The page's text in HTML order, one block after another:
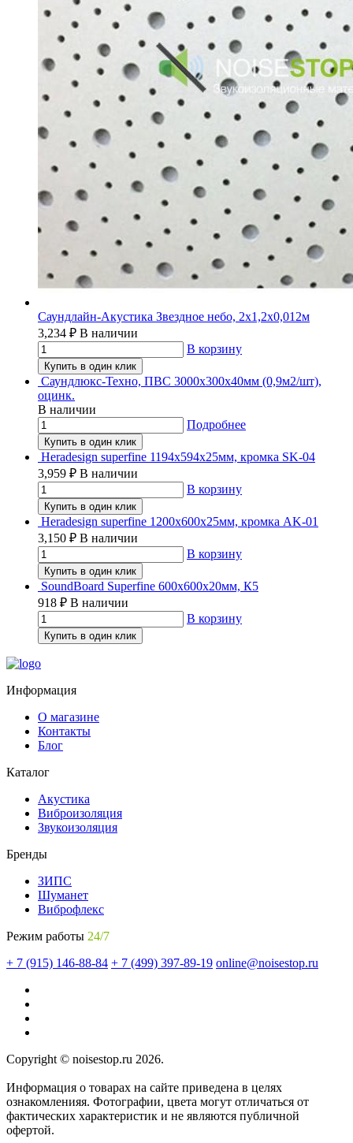
Саундлайн-Акустика Звездное небо, 2х1,2х0,012м
3,234 ₽ В наличии
В корзину
Купить в один клик
Саундлюкс-Техно, ПВС 3000х300х40мм (0,9м2/шт),
оцинк.
В наличии
Подробнее
Купить в один клик
Heradesign superfine 1194х594х25мм, кромка SK-04
3,959 ₽ В наличии
В корзину
Купить в один клик
Heradesign superfine 1200х600х25мм, кромка AK-01
3,150 ₽ В наличии
В корзину
Купить в один клик
SoundBoard Superfine 600х600х20мм, К5
918 ₽ В наличии
В корзину
Купить в один клик
Информация
О магазине
Контакты
Блог
Каталог
Акустика
Виброизоляция
Звукоизоляция
Бренды
ЗИПС
Шуманет
Виброфлекс
Режим работы 24/7
+ 7 (915) 146-88-84 + 7 (499) 397-89-19 online@noisestop.ru
Copyright © noisestop.ru 2026.
Информация о товарах на сайте приведена в целях
ознакомленияя. Фотографии, цвета могут отличаться от
фактических характеристик и не являются публичной
офертой.